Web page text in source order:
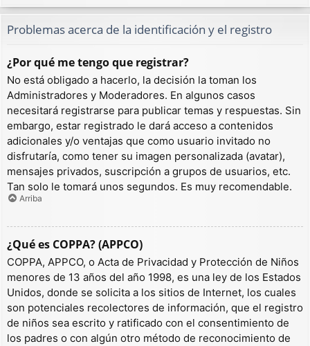
Problemas acerca de la identificación y el registro
¿Por qué me tengo que registrar?
No está obligado a hacerlo, la decisión la toman los
Administradores y Moderadores. En algunos casos
necesitará registrarse para publicar temas y respuestas. Sin
embargo, estar registrado le dará acceso a contenidos
adicionales y/o ventajas que como usuario invitado no
disfrutaría, como tener su imagen personalizada (avatar),
mensajes privados, suscripción a grupos de usuarios, etc.
Tan solo le tomará unos segundos. Es muy recomendable.
Arriba
¿Qué es COPPA? (APPCO)
COPPA, APPCO, o Acta de Privacidad y Protección de Niños
menores de 13 años del año 1998, es una ley de los Estados
Unidos, donde se solicita a los sitios de Internet, los cuales
son potenciales recolectores de información, que el registro
de niños sea escrito y ratificado con el consentimiento de
los padres o con algún otro método de reconocimiento de